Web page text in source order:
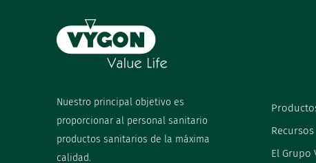
Nuestro principal objetivo es
proporcionar al personal sanitario
productos sanitarios de la máxima
calidad.
Recursos
El Grupo